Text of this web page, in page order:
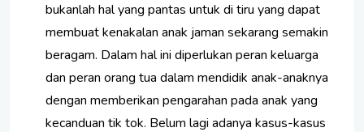
bukanlah hal yang pantas untuk di tiru yang dapat
membuat kenakalan anak jaman sekarang semakin
beragam. Dalam hal ini diperlukan peran keluarga
dan peran orang tua dalam mendidik anak-anaknya
dengan memberikan pengarahan pada anak yang
kecanduan tik tok. Belum lagi adanya kasus-kasus